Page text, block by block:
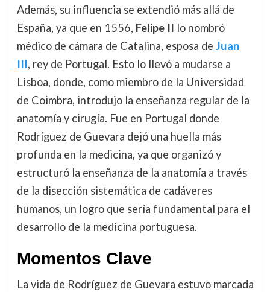
Además, su influencia se extendió más allá de
España, ya que en 1556, Felipe II lo nombró
médico de cámara de Catalina, esposa de Juan
III, rey de Portugal. Esto lo llevó a mudarse a
Lisboa, donde, como miembro de la Universidad
de Coimbra, introdujo la enseñanza regular de la
anatomía y cirugía. Fue en Portugal donde
Rodríguez de Guevara dejó una huella más
profunda en la medicina, ya que organizó y
estructuró la enseñanza de la anatomía a través
de la disección sistemática de cadáveres
humanos, un logro que sería fundamental para el
desarrollo de la medicina portuguesa.
Momentos Clave
La vida de Rodríguez de Guevara estuvo marcada